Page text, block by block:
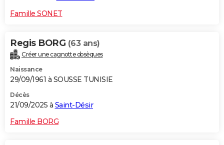
Famille SONET
Regis BORG (63 ans)
Créer une cagnotte obsèques
Naissance
29/09/1961 à SOUSSE TUNISIE
Décès
21/09/2025 à Saint-Désir
Famille BORG